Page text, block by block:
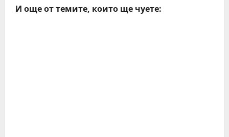
И още от темите, които ще чуете: